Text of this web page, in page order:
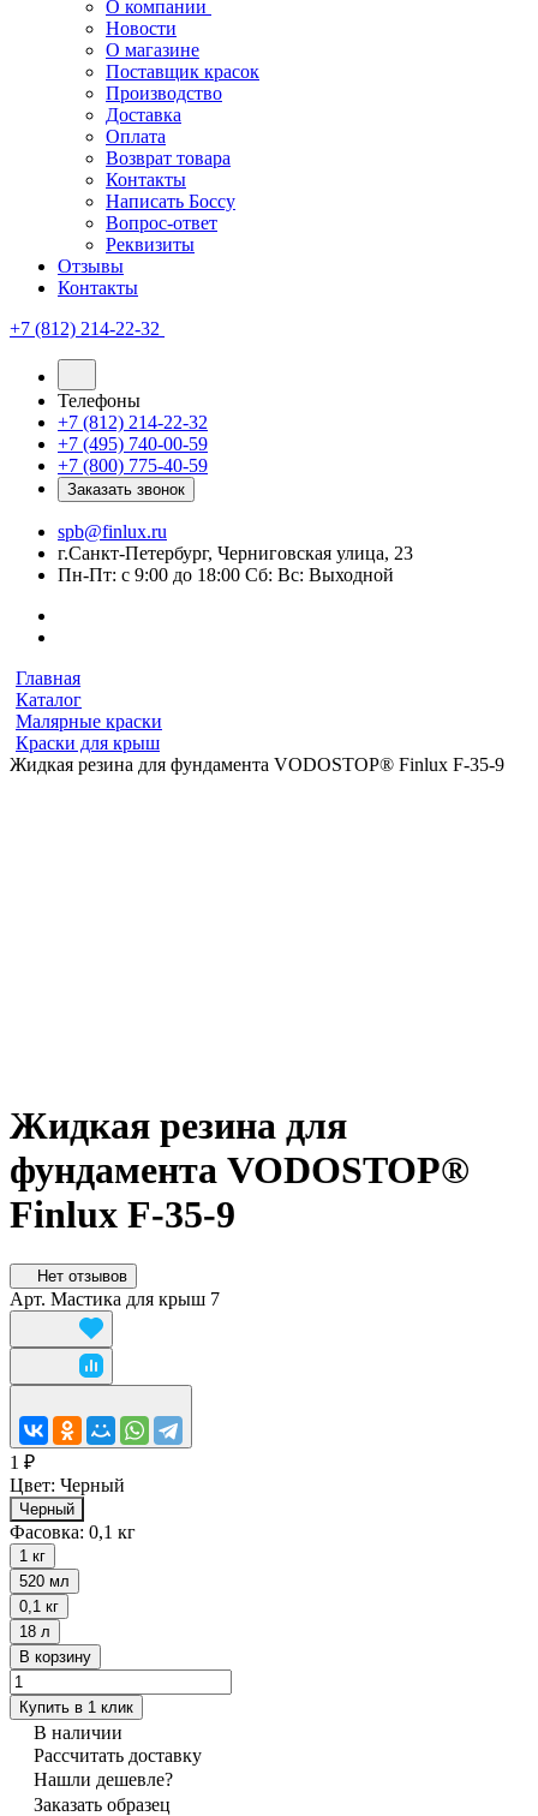
О компании
Новости
О магазине
Поставщик красок
Производство
Доставка
Оплата
Возврат товара
Контакты
Написать Боссу
Вопрос-ответ
Реквизиты
Отзывы
Контакты
+7 (812) 214-22-32
Телефоны
+7 (812) 214-22-32
+7 (495) 740-00-59
+7 (800) 775-40-59
Заказать звонок
spb@finlux.ru
г.Санкт-Петербург, Черниговская улица, 23
Пн-Пт: с 9:00 до 18:00 Сб: Вс: Выходной
Главная
Каталог
Малярные краски
Краски для крыш
Жидкая резина для фундамента VODOSTOP® Finlux F-35-9
Жидкая резина для
фундамента VODOSTOP®
Finlux F-35-9
Нет отзывов
Арт. Мастика для крыш 7
1 ₽
Цвет: Черный
Черный
Фасовка: 0,1 кг
1 кг
520 мл
0,1 кг
18 л
В корзину
Купить в 1 клик
В наличии
Рассчитать доставку
Нашли дешевле?
Заказать образец